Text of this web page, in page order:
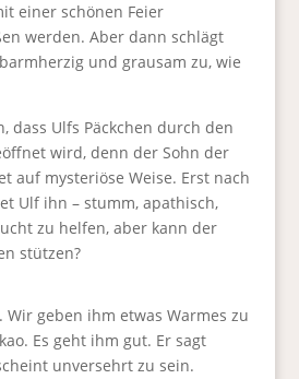
einer schönen Feier
werden. Aber dann schlägt
und grausam zu, wie
dass Ulfs Päckchen durch den
wird, denn der Sohn der
auf mysteriöse Weise. Erst nach
Ulf ihn – stumm, apathisch,
zu helfen, aber kann der
stützen?
Wir geben ihm etwas Warmes zu
Es geht ihm gut. Er sagt
unversehrt zu sein.